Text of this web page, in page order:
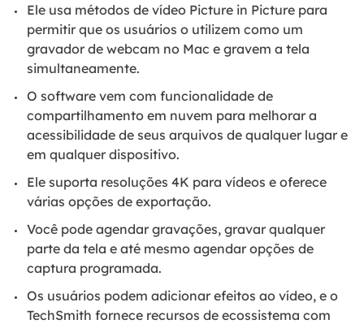
Ele usa métodos de vídeo Picture in Picture para
permitir que os usuários o utilizem como um
gravador de webcam no Mac e gravem a tela
simultaneamente.
O software vem com funcionalidade de
compartilhamento em nuvem para melhorar a
acessibilidade de seus arquivos de qualquer lugar e
em qualquer dispositivo.
Ele suporta resoluções 4K para vídeos e oferece
várias opções de exportação.
Você pode agendar gravações, gravar qualquer
parte da tela e até mesmo agendar opções de
captura programada.
Os usuários podem adicionar efeitos ao vídeo, e o
TechSmith fornece recursos de ecossistema com